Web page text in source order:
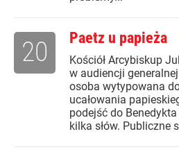
Paetz u papieża
Kościół Arcybiskup
w audiencji
osoba wytypowana
ucałowania
podejść do
kilka słów. Publiczne
20